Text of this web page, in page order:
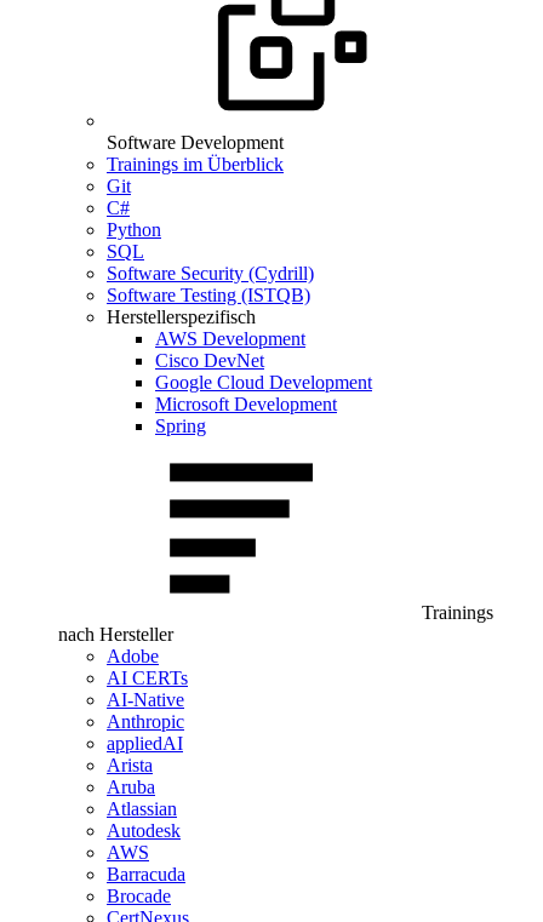
Software Development
Trainings im Überblick
Git
C#
Python
SQL
Software Security (Cydrill)
Software Testing (ISTQB)
Herstellerspezifisch
AWS Development
Cisco DevNet
Google Cloud Development
Microsoft Development
Spring
Trainings
nach Hersteller
Adobe
AI CERTs
AI-Native
Anthropic
appliedAI
Arista
Aruba
Atlassian
Autodesk
AWS
Barracuda
Brocade
CertNexus